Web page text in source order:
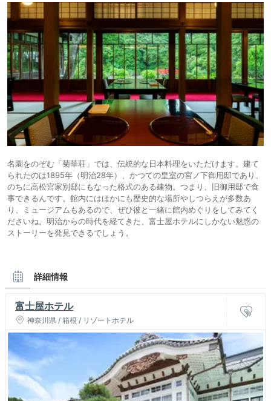
名園をのぞむ「菊華荘」では、伝統的な日本料理をいただけます。建て
られたのは1895年（明治28年）、かつての皇室の宮ノ下御用邸であり、
のちに高松宮家別邸にもなった格式のある建物。つまり、旧御用邸で食
事できるんです。館内にはほかにも歴史的な場所やしつらえが多数あ
り、ミュージアムもあるので、ぜひ彼と一緒に館内めぐりをしてみてく
ださいね。明治からの時代を経てきた、富士屋ホテルにしかない魅惑の
ストーリーを発見できるでしょう。
詳細情報
富士屋ホテル
神奈川県 / 箱根 / リゾートホテル